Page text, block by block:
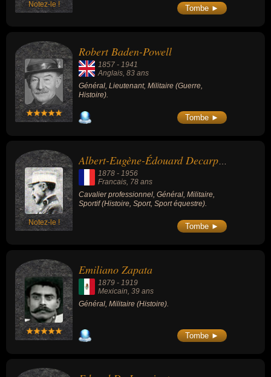
Notez-le ! Tombe ►
Robert Baden-Powell
1857 - 1941
Anglais , 83 ans
Général, Lieutenant, Militaire (Guerre,
Histoire).
Tombe ►
Notez-le !
Albert-Eugène-Édouard Decarpentry
1878 - 1956
Francais, 78 ans
Cavalier professionnel, Général, Militaire,
Sportif (Histoire, Sport, Sport équestre).
Tombe ►
Emiliano Zapata
1879 - 1919
Mexicain , 39 ans
Général, Militaire (Histoire).
Tombe ►